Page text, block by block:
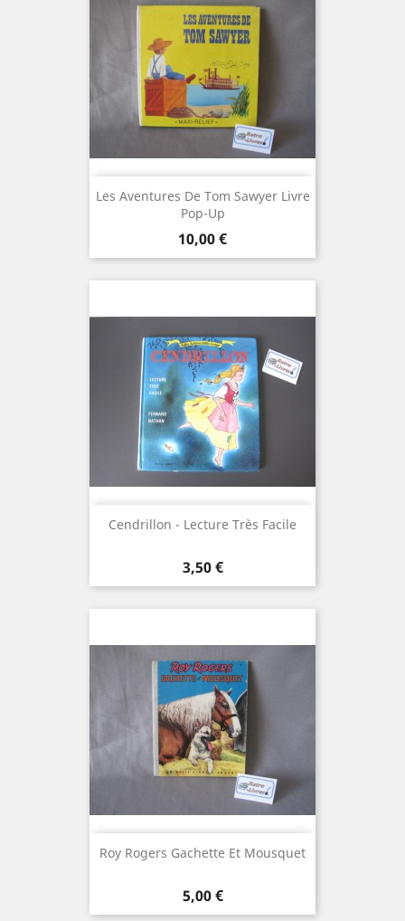
Les Aventures De Tom Sawyer Livre
Pop-Up
Prix
10,00 €
Cendrillon - Lecture Très Facile
Prix
3,50 €
Roy Rogers Gachette Et Mousquet
Prix
5,00 €